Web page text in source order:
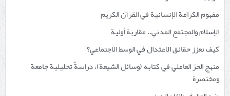
مفهوم الكرامة الإنسانية في القرآن الكريم
الإسلام والمجتمع المدني.. مقاربة أولية
كيف نعزز حقائق الاعتدال في الوسط الاجتماعي؟
منهج الحرّ العاملي في كتابه (وسائل الشيعة)، دراسةٌ تحليلية جامعة
ومختصرة